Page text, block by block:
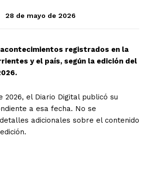
28 de mayo de 2026
registrados en la
y el país, según la edición del
2026, el Diario Digital publicó su
a esa fecha. No se
adicionales sobre el contenido